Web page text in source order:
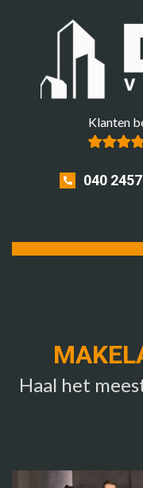
Klanten
040
Haal het